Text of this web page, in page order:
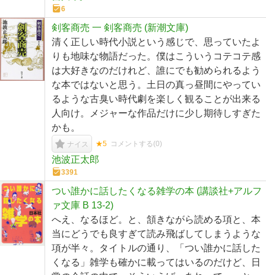
6
剣客商売 一 剣客商売 (新潮文庫)
清く正しい時代小説という感じで、思っていたよ
りも地味な物語だった。僕はこういうコテコテ感
は大好きなのだけれど、誰にでも勧められるよう
な本ではないと思う。土日の真っ昼間にやってい
るような古臭い時代劇を楽しく観ることが出来る
人向け。メジャーな作品だけに少し期待しすぎた
かも。
ナイス ★5 コメントする(0)
池波正太郎
3391
つい誰かに話したくなる雑学の本 (講談社+アルフ
ァ文庫 B 13-2)
へえ、なるほど。と、頷きながら読める項と、本
当にどうでも良すぎて読み飛ばしてしまうような
項が半々。タイトルの通り、「つい誰かに話した
くなる」雑学も確かに載ってはいるのだけど、日